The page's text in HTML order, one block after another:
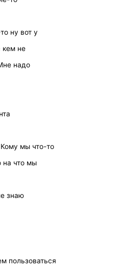
ну вот у
кем не
надо
мы что-то
на что мы
знаю
пользоваться